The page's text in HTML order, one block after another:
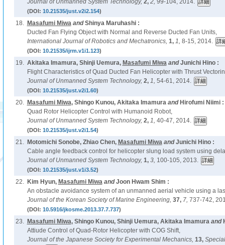
Journal of Unmanned System Technology, 2, 2, 99-104, 2014.
(DOI: 10.21535/just.v2i2.154)
18. Masafumi MiwaandShinya Maruhashi :
Ducted Fan Flying Object with Normal and Reverse Ducted Fan Units,
International Journal of Robotics and Mechatronics, 1, 1, 8-15, 2014.
(DOI: 10.21535/ijrm.v1i1.123)
19. Akitaka Imamura, Shinji Uemura, Masafumi MiwaandJunichi Hino :
Flight Characteristics of Quad Ducted Fan Helicopter with Thrust
Journal of Unmanned System Technology, 2, 1, 54-61, 2014.
(DOI: 10.21535/just.v2i1.60)
20. Masafumi Miwa, Shingo Kunou, Akitaka Imamuraand Hirofumi Niimi :
Quad Rotor Helicopter Control with Humanoid Robot,
Journal of Unmanned System Technology, 2, 1, 40-47, 2014.
(DOI: 10.21535/just.v2i1.54)
21. Motomichi Sonobe, Zhiao Chen, Masafumi MiwaandJunichi Hino :
Cable angle feedback control for helicopter slung load system using
Journal of Unmanned System Technology, 1, 3, 100-105, 2013.
(DOI: 10.21535/just.v1i3.52)
22. Kim Hyun, Masafumi MiwaandJoon Hwam Shim :
An obstacle avoidance system of an unmanned aerial vehicle using a
Journal of the Korean Society of Marine Engineering, 37, 7, 737-742,
(DOI: 10.5916/jkosme.2013.37.7.737)
23. Masafumi Miwa, Shingo Kunou, Shinji Uemura, Akitaka Imamuraand
Attiude Control of Quad-Rotor Helicopter with COG Shift,
Journal of the Japanese Society for Experimental Mechanics, 13,